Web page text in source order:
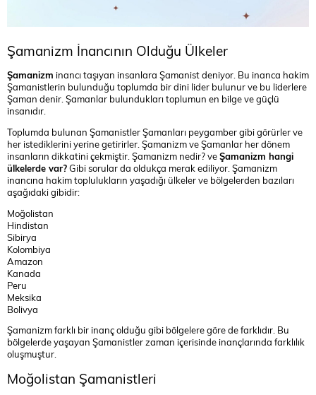
Şamanizm İnancının Olduğu Ülkeler
Şamanizm inancı taşıyan insanlara Şamanist deniyor. Bu inanca hakim
Şamanistlerin bulunduğu toplumda bir dini lider bulunur ve bu liderlere
Şaman denir. Şamanlar bulundukları toplumun en bilge ve güçlü
insanıdır.
Toplumda bulunan Şamanistler Şamanları peygamber gibi görürler ve
her istediklerini yerine getirirler. Şamanizm ve Şamanlar her dönem
insanların dikkatini çekmiştir. Şamanizm nedir? veŞamanizm hangi
ülkelerde var?Gibi sorular da oldukça merak ediliyor. Şamanizm
inancına hakim toplulukların yaşadığı ülkeler ve bölgelerden bazıları
aşağıdaki gibidir:
Moğolistan
Hindistan
Sibirya
Kolombiya
Amazon
Kanada
Peru
Meksika
Bolivya
Şamanizm farklı bir inanç olduğu gibi bölgelere göre de farklıdır. Bu
bölgelerde yaşayan Şamanistler zaman içerisinde inançlarında farklılık
oluşmuştur.
Moğolistan Şamanistleri